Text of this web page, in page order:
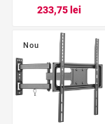
233,75 lei
Nou